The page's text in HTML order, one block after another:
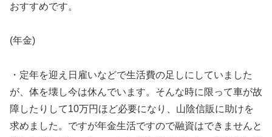
おすすめです。
(年金)
・定年を迎え日雇いなどで生活費の足しにしていました
が、体を壊し今は休んでいます。そんな時に限って車が故
障したりして10万円ほど必要になり、山陰信販に助けを
求めました。ですが年金生活ですので融資はできませんと